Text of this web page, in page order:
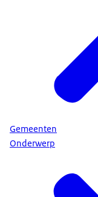
Gemeenten
Onderwerp